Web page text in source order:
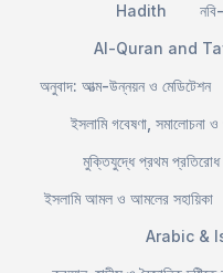
Hadith
Al-Quran and
অনুবাদ: আত্ম-উন্নয়ন ও মেডিটেশন
ইসলামি গবেষণা, সমালোচনা
মুক্তিযুদ্ধে প্রথম প্রতিরোধ
ইসলামি আমল ও আমলের সহায়িকা
Arabic &